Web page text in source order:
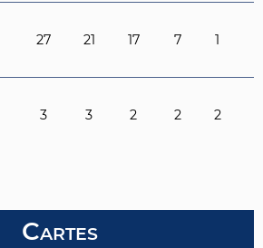
27 21 17 7 1
3 3 2 2 2
Cartes